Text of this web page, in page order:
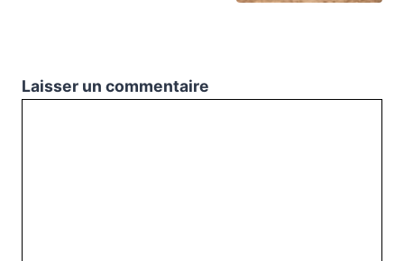
Laisser un commentaire